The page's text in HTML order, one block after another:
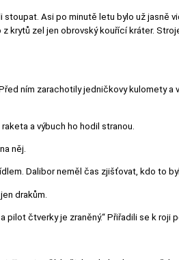
stoupat. Asi po minutě letu bylo už jasně
zel jen obrovský kouřící kráter.
ním zarachotily jedničkovy kulomety a
a výbuch ho hodil stranou.
něj.
Dalibor neměl čas zjišťovat, kdo to
drakům.
čtverky je zraněný.“ Přiřadili se k roji